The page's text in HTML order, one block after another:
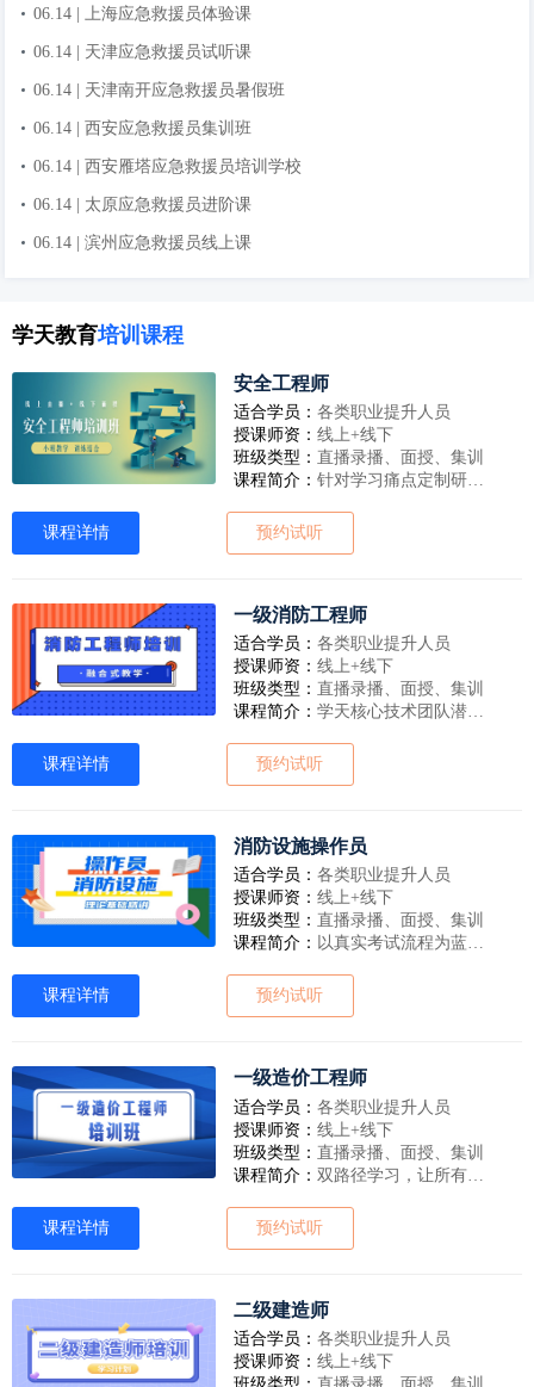
06.14 | 上海应急救援员体验课
06.14 | 天津应急救援员试听课
06.14 | 天津南开应急救援员暑假班
06.14 | 西安应急救援员集训班
06.14 | 西安雁塔应急救援员培训学校
06.14 | 太原应急救援员进阶课
06.14 | 滨州应急救援员线上课
学天教育培训课程
安全工程师
适合学员：各类职业提升人员
授课师资：线上+线下
班级类型：直播录播、面授、集训
课程简介：针对学习痛点定制研发 个性学习没问题；从查词-讲点-记忆-做题-提升，专注于学习的每个环节，辅导学习全过程。学员专用答疑通道；专职教研在线守候；解决学员学习难题；
课程详情 预约试听
一级消防工程师
适合学员：各类职业提升人员
授课师资：线上+线下
班级类型：直播录播、面授、集训
课程简介：学天核心技术团队潜心研发3D仿真平台，涵盖十大消防系统，动画还原各系统工作原理、部件构成，帮助学员深入学习消防知识。
课程详情 预约试听
消防设施操作员
适合学员：各类职业提升人员
授课师资：线上+线下
班级类型：直播录播、面授、集训
课程简介： 以真实考试流程为蓝本，进行仿真还原，专研升级上线“实操模考系统”，提供模拟练习、模拟考试两种场景，让学员如身临其境进行模拟实战，提前掌握核心考点内容，并可反复演练掌握线上模考流程与技巧，直击考关！
课程详情 预约试听
一级造价工程师
适合学员：各类职业提升人员
授课师资：线上+线下
班级类型：直播录播、面授、集训
课程简介：双路径学习，让所有学、练都专属生成；全真实景模拟·实操难题即时破；土建、安装、交通、水利 【线上集训班、优能集训班、名城集训营】：土建、安装；
课程详情 预约试听
二级建造师
适合学员：各类职业提升人员
授课师资：线上+线下